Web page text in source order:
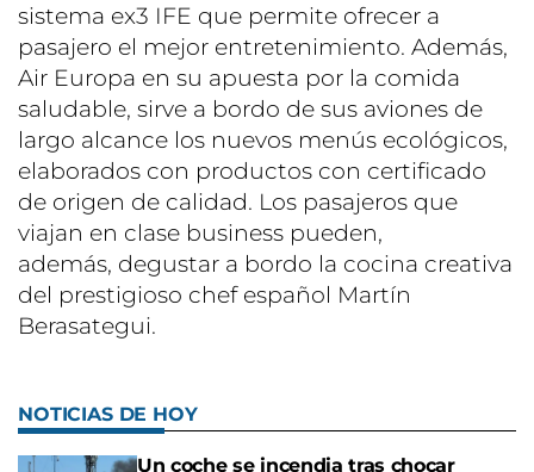
sistema ex3 IFE que permite ofrecer a
pasajero el mejor entretenimiento. Además,
Air Europa en su apuesta por la comida
saludable, sirve a bordo de sus aviones de
largo alcance los nuevos menús ecológicos,
elaborados con productos con certificado
de origen de calidad. Los pasajeros que
viajan en clase business pueden,
además, degustar a bordo la cocina creativa
del prestigioso chef español Martín
Berasategui.
NOTICIAS DE HOY
Un coche se incendia tras chocar